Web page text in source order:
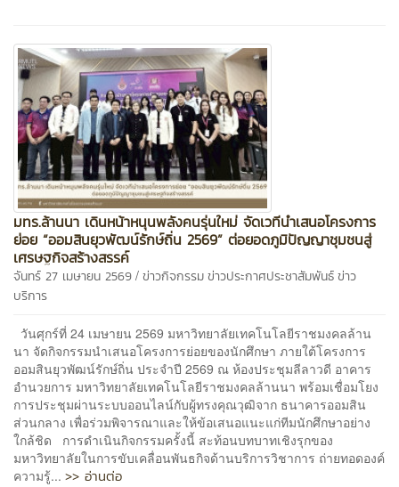
มทร.ล้านนา เดินหน้าหนุนพลังคนรุ่นใหม่ จัดเวทีนำเสนอโครงการ
ย่อย “ออมสินยุวพัฒน์รักษ์ถิ่น 2569” ต่อยอดภูมิปัญญาชุมชนสู่
เศรษฐกิจสร้างสรรค์
จันทร์ 27 เมษายน 2569 / ข่าวกิจกรรมข่าวประกาศประชาสัมพันธ์ข่าว
บริการ
วันศุกร์ที่ 24 เมษายน 2569 มหาวิทยาลัยเทคโนโลยีราชมงคลล้าน
นา จัดกิจกรรมนำเสนอโครงการย่อยของนักศึกษา ภายใต้โครงการ
ออมสินยุวพัฒน์รักษ์ถิ่น ประจำปี 2569 ณ ห้องประชุมลีลาวดี อาคาร
อำนวยการ มหาวิทยาลัยเทคโนโลยีราชมงคลล้านนา พร้อมเชื่อมโยง
การประชุมผ่านระบบออนไลน์กับผู้ทรงคุณวุฒิจาก ธนาคารออมสิน
ส่วนกลาง เพื่อร่วมพิจารณาและให้ข้อเสนอแนะแก่ทีมนักศึกษาอย่าง
ใกล้ชิด การดำเนินกิจกรรมครั้งนี้ สะท้อนบทบาทเชิงรุกของ
มหาวิทยาลัยในการขับเคลื่อนพันธกิจด้านบริการวิชาการ ถ่ายทอดองค์
ความรู้... >> อ่านต่อ